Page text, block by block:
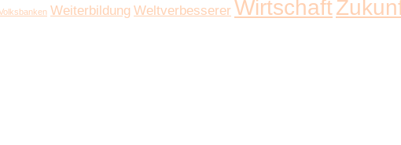
Weiterbildung Weltverbesserer Wirtschaft